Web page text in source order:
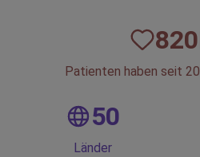
820
Patienten haben seit
50
Länder